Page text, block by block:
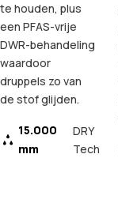
te houden, plus
een PFAS-vrije
DWR-behandeling
waardoor
druppels zo van
de stof glijden.
15.000
mm
DRY
Tech